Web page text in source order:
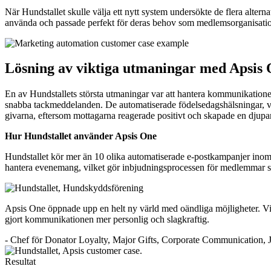
När Hundstallet skulle välja ett nytt system undersökte de flera
använda och passade perfekt för deras behov som
Lösning av viktiga utmaningar med Apsis
En av Hundstallets största utmaningar var att hantera
snabba tackmeddelanden. De automatiserade
givarna, eftersom mottagarna reagerade positivt och skapade en
Hur Hundstallet använder Apsis One
Hundstallet kör mer än 10 olika automatiserade e-postkampanjer
hantera evenemang, vilket gör inbjudningsprocessen för
Apsis One öppnade upp en helt ny värld med oändliga möjligheter.
gjort kommunikationen mer personlig och slagkraftig.
- Chef för Donator Loyalty, Major Gifts, Corporate Communication,
Resultat